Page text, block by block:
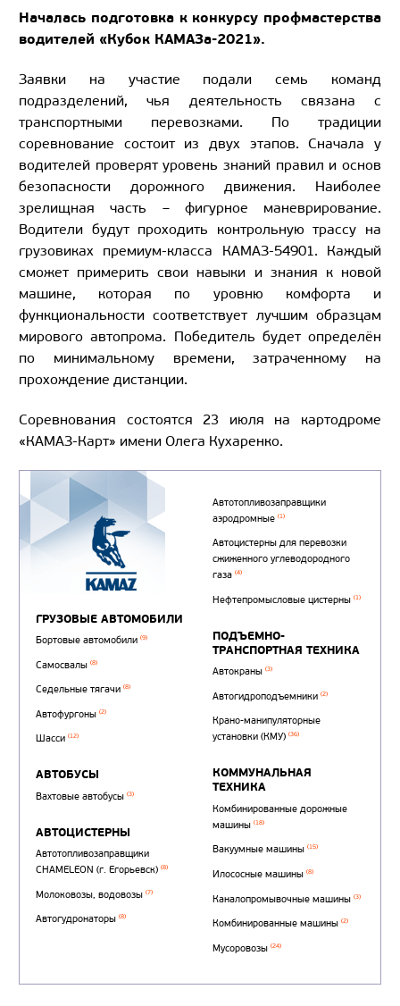
Началась подготовка к конкурсу профмастерства
водителей «Кубок КАМАЗа-2021».
Заявки на участие подали семь команд
подразделений, чья деятельность связана с
транспортными перевозками. По традиции
соревнование состоит из двух этапов. Сначала у
водителей проверят уровень знаний правил и основ
безопасности дорожного движения. Наиболее
зрелищная часть – фигурное маневрирование.
Водители будут проходить контрольную трассу на
грузовиках премиум-класса КАМАЗ-54901. Каждый
сможет примерить свои навыки и знания к новой
машине, которая по уровню комфорта и
функциональности соответствует лучшим образцам
мирового автопрома. Победитель будет определён
по минимальному времени, затраченному на
прохождение дистанции.
Соревнования состоятся 23 июля на картодроме
«КАМАЗ-Карт» имени Олега Кухаренко.
ГРУЗОВЫЕ АВТОМОБИЛИ
сжиженного
Нефтепромысловые
ПОДЪЕМНО-
Автокраны(3)